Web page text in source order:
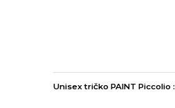
Unisex tričko PAINT Piccolio :